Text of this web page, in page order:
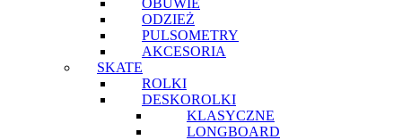
OBUWIE
ODZIEŻ
PULSOMETRY
AKCESORIA
SKATE
ROLKI
DESKOROLKI
KLASYCZNE
LONGBOARD